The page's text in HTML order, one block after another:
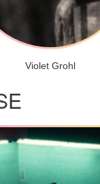
Violet Grohl